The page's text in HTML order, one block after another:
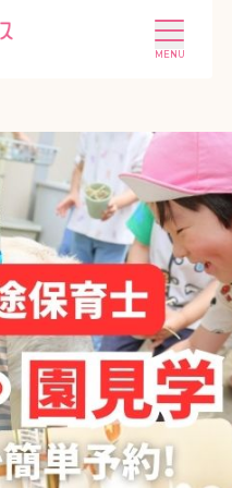
選ばれる理由
ニュース
採用情報